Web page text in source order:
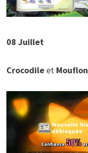
08 Juillet
Crocodile et Mouflon